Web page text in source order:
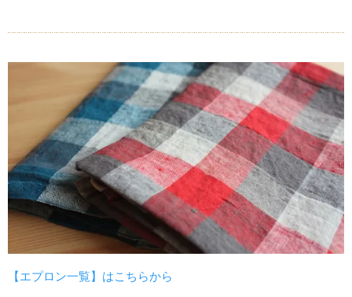
【エプロン一覧】はこちらから